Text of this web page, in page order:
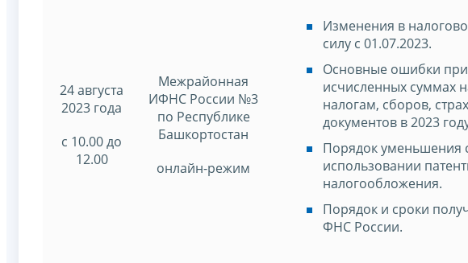
24 августа
2023 года
с 10.00 до
12.00
Межрайонная
ИФНС России №3
по Республике
Башкортостан
онлайн-режим
Изменения в
силу с 01.07.2023.
Основные ошибки
исчисленных суммах
налогам, сборов,
документов в 2023
Порядок уменьшения
использовании
налогообложения.
Порядок и сроки
ФНС России.